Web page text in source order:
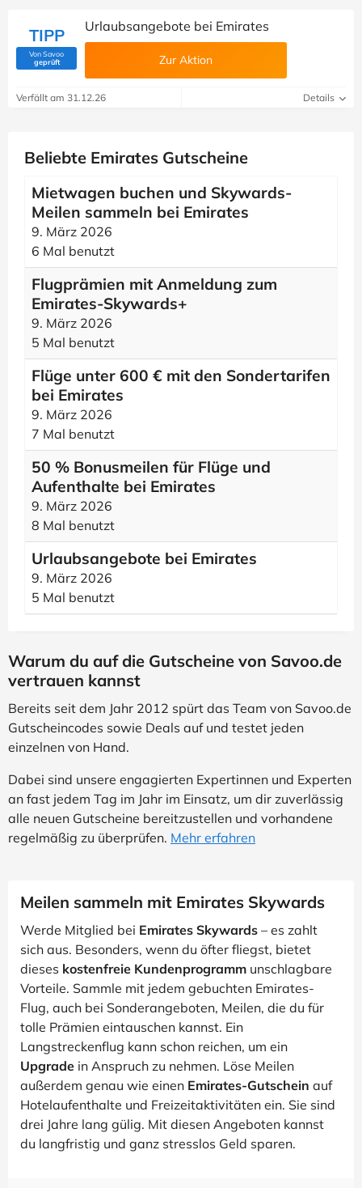
TIPP
Von Savoo
geprüft(Von Savoo geprüft)
Urlaubsangebote bei Emirates
Zur Aktion
Verfällt am 31.12.26 Details
Beliebte Emirates Gutscheine
Mietwagen buchen und Skywards-
Meilen sammeln bei Emirates
9. März 2026
6 Mal benutzt
Flugprämien mit Anmeldung zum
Emirates-Skywards+
9. März 2026
5 Mal benutzt
Flüge unter 600 € mit den Sondertarifen
bei Emirates
9. März 2026
7 Mal benutzt
50 % Bonusmeilen für Flüge und
Aufenthalte bei Emirates
9. März 2026
8 Mal benutzt
Urlaubsangebote bei Emirates
9. März 2026
5 Mal benutzt
Warum du auf die Gutscheine von Savoo.de
vertrauen kannst
Bereits seit dem Jahr 2012 spürt das Team von Savoo.de
Gutscheincodes sowie Deals auf und testet jeden
einzelnen von Hand.
Dabei sind unsere engagierten Expertinnen und Experten
an fast jedem Tag im Jahr im Einsatz, um dir zuverlässig
alle neuen Gutscheine bereitzustellen und vorhandene
regelmäßig zu überprüfen. Mehr erfahren
Meilen sammeln mit Emirates Skywards
Werde Mitglied bei Emirates Skywards – es zahlt
sich aus. Besonders, wenn du öfter fliegst, bietet
dieses kostenfreie Kundenprogramm unschlagbare
Vorteile. Sammle mit jedem gebuchten Emirates-
Flug, auch bei Sonderangeboten, Meilen, die du für
tolle Prämien eintauschen kannst. Ein
Langstreckenflug kann schon reichen, um ein
Upgrade in Anspruch zu nehmen. Löse Meilen
außerdem genau wie einen Emirates-Gutschein auf
Hotelaufenthalte und Freizeitaktivitäten ein. Sie sind
drei Jahre lang gülig. Mit diesen Angeboten kannst
du langfristig und ganz stresslos Geld sparen.